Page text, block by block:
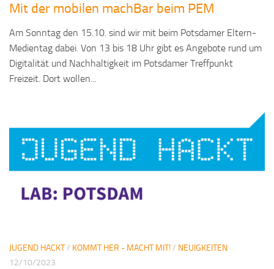
Mit der mobilen machBar beim PEM
Am Sonntag den 15.10. sind wir mit beim Potsdamer Eltern-
Medientag dabei. Von 13 bis 18 Uhr gibt es Angebote rund um
Digitalität und Nachhaltigkeit im Potsdamer Treffpunkt
Freizeit. Dort wollen...
JUGEND HACKT/ KOMMT HER - MACHT MIT!/ NEUIGKEITEN
12/10/2023